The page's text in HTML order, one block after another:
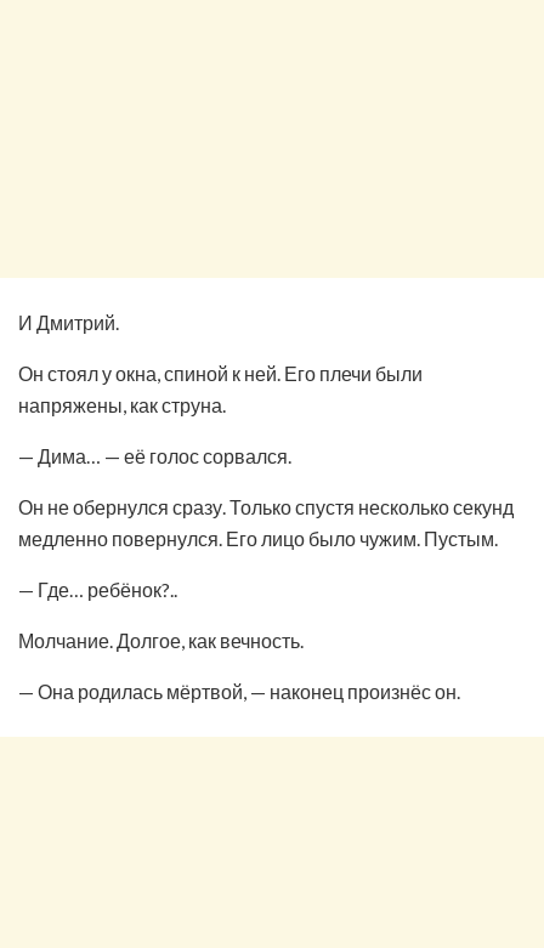
И Дмитрий.
Он стоял у окна, спиной к ней. Его плечи были
напряжены, как струна.
— Дима… — её голос сорвался.
Он не обернулся сразу. Только спустя несколько секунд
медленно повернулся. Его лицо было чужим. Пустым.
— Где… ребёнок?..
Молчание. Долгое, как вечность.
— Она родилась мёртвой, — наконец произнёс он.